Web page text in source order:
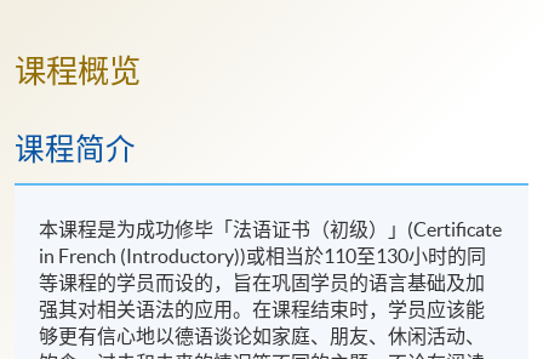
课程概览
课程简介
本课程是为成功修毕「法语证书（初级）」(Certificate
in French (Introductory))或相当於110至130小时的同
等课程的学员而设的，旨在巩固学员的语言基础及加
强其对相关语法的应用。在课程结束时，学员应该能
够更有信心地以德语谈论如家庭、朋友、休闲活动、